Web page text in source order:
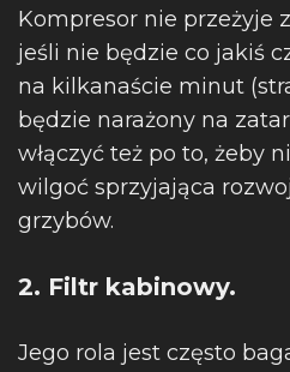
Kompresor nie przeżyje
jeśli nie będzie co jakiś
na kilkanaście minut
będzie narażony na
włączyć też po to, żeby
wilgoć sprzyjająca
grzybów.
2. Filtr kabinowy.
Jego rola jest często